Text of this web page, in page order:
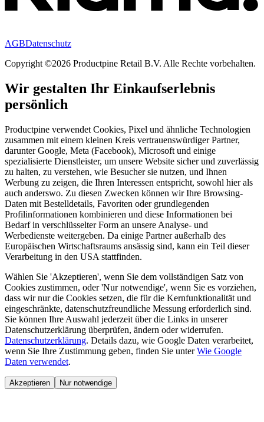
AGBDatenschutz
Copyright ©2026 Productpine Retail B.V. Alle Rechte vorbehalten.
Wir gestalten Ihr Einkaufserlebnis
persönlich
Productpine verwendet Cookies, Pixel und ähnliche Technologien
zusammen mit einem kleinen Kreis vertrauenswürdiger Partner,
darunter Google, Meta (Facebook), Microsoft und einige
spezialisierte Dienstleister, um unsere Website sicher und zuverlässig
zu halten, zu verstehen, wie Besucher sie nutzen, und Ihnen
Werbung zu zeigen, die Ihren Interessen entspricht, sowohl hier als
auch anderswo. Zu diesen Zwecken können wir Ihre Browsing-
Daten mit Bestelldetails, Favoriten oder grundlegenden
Profilinformationen kombinieren und diese Informationen bei
Bedarf in verschlüsselter Form an unsere Analyse- und
Werbedienste weitergeben. Da einige Partner außerhalb des
Europäischen Wirtschaftsraums ansässig sind, kann ein Teil dieser
Verarbeitung in den USA stattfinden.
Wählen Sie 'Akzeptieren', wenn Sie dem vollständigen Satz von
Cookies zustimmen, oder 'Nur notwendige', wenn Sie es vorziehen,
dass wir nur die Cookies setzen, die für die Kernfunktionalität und
eingeschränkte, datenschutzfreundliche Messung erforderlich sind.
Sie können Ihre Auswahl jederzeit über die Links in unserer
Datenschutzerklärung überprüfen, ändern oder widerrufen.
Datenschutzerklärung. Details dazu, wie Google Daten verarbeitet,
wenn Sie Ihre Zustimmung geben, finden Sie unter Wie Google
Daten verwendet.
Akzeptieren Nur notwendige